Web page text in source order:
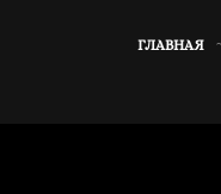
ГЛАВНАЯ